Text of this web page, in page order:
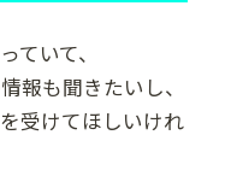
ていて、
報も聞きたいし、
受けてほしいけれ